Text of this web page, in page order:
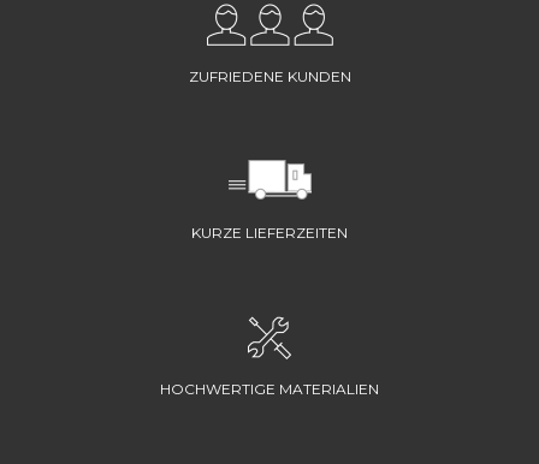
ZUFRIEDENE KUNDEN
KURZE LIEFERZEITEN
HOCHWERTIGE MATERIALIEN